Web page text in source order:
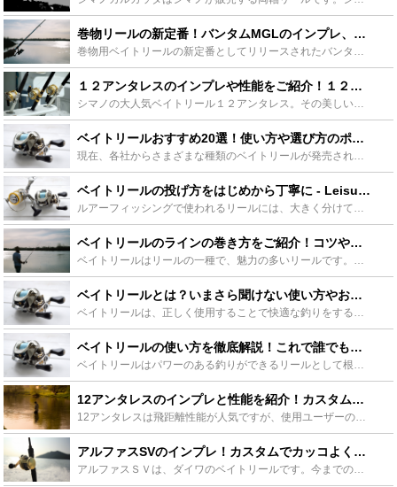
巻物リールの新定番！バンタムMGLのインプレ、飛距離を徹底検証！ - Leisurego(レジャーゴー)
１２アンタレスのインプレや性能をご紹介！１２アンタレスは釣れるのか！？ - Leisurego(レジャーゴー)
ベイトリールおすすめ20選！使い方や選び方のポイントも一緒にチェックしよう！ - Leisurego(レジャーゴー)
ベイトリールの投げ方をはじめから丁寧に - Leisurego(レジャーゴー)
ベイトリールのラインの巻き方をご紹介！コツやあると便利な道具も！ - Leisurego(レジャーゴー)
ベイトリールとは？いまさら聞けない使い方やおすすめをご紹介 - Leisurego(レジャーゴー)
ベイトリールの使い方を徹底解説！これで誰でもトラブル知らず！ - Leisurego(レジャーゴー)
12アンタレスのインプレと性能を紹介！カスタムの仕方も詳しく解説！ - Leisurego(レジャーゴー)
アルファスSVのインプレ！カスタムでカッコよく！パーツを種類ごとに分けて詳しく紹介！ - Leisurego(レジャーゴー)